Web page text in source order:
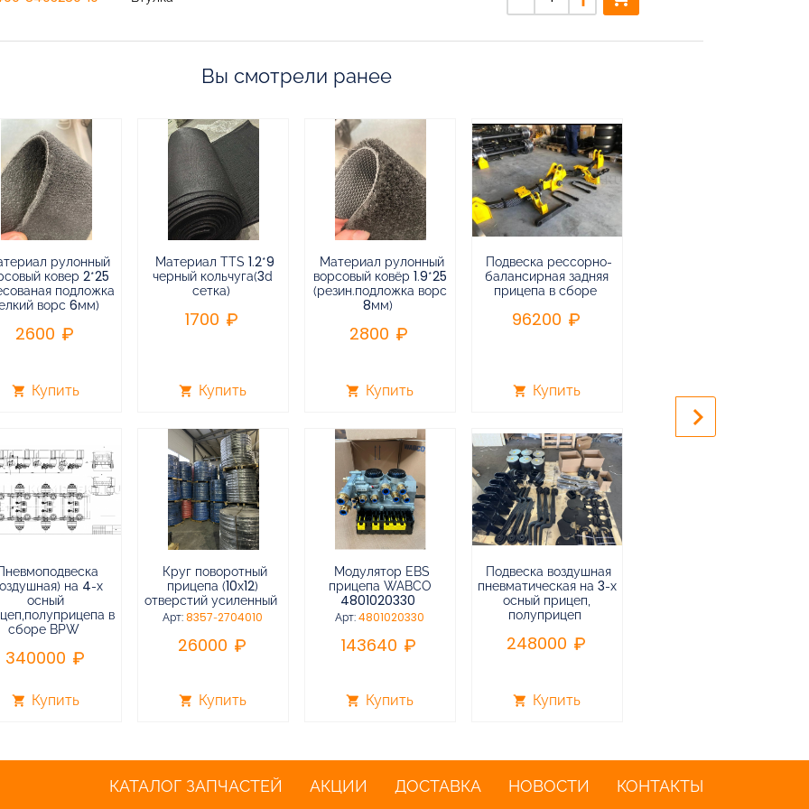
Вы смотрели ранее
рулонный
ковер 2*25
подложка
ворс 6мм)
2600
shopping_cart Купить
на 4-х
осный
в
сборе BPW
340000
shopping_cart Купить
Материал TTS 1.2*9
черный кольчуга(3d
сетка)
1700
shopping_cart Купить
Круг поворотный
прицепа (10х12)
отверстий усиленный
Арт:8357-2704010
26000
shopping_cart Купить
Материал рулонный
ворсовый ковёр 1.9*25
(резин.подложка ворс
8мм)
2800
shopping_cart Купить
Модулятор EBS
прицепа WABCO
4801020330
Арт:4801020330
143640
shopping_cart Купить
Подвеска рессорно-
балансирная задняя
прицепа в сборе
96200
shopping_cart Купить
Подвеска воздушная
пневматическая на 3-х
осный прицеп,
полуприцеп
248000
shopping_cart Купить
keyboard_arrow_right
КАТАЛОГ ЗАПЧАСТЕЙ АКЦИИ ДОСТАВКА НОВОСТИ КОНТАКТЫ